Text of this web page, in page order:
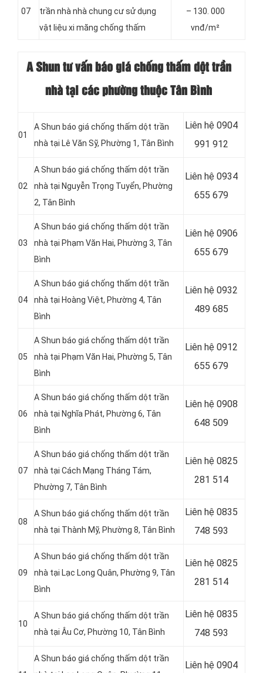
07
trần nhà nhà chung cư sử dụng
vật liệu xi măng chống thấm
– 130. 000
vnđ/m²
A Shun tư vấn báo giá chống thấm dột trần
nhà tại các phường thuộc Tân Bình
01
A Shun báo giá chống thấm dột trần
nhà tại Lê Văn Sỹ, Phường 1, Tân Bình
Liên hệ 0904
991 912
02
A Shun báo giá chống thấm dột trần
nhà tại Nguyễn Trọng Tuyển, Phường
2, Tân Bình
Liên hệ 0934
655 679
03
A Shun báo giá chống thấm dột trần
nhà tại Phạm Văn Hai, Phường 3, Tân
Bình
Liên hệ 0906
655 679
04
A Shun báo giá chống thấm dột trần
nhà tại Hoàng Việt, Phường 4, Tân
Bình
Liên hệ 0932
489 685
05
A Shun báo giá chống thấm dột trần
nhà tại Phạm Văn Hai, Phường 5, Tân
Bình
Liên hệ 0912
655 679
06
A Shun báo giá chống thấm dột trần
nhà tại Nghĩa Phát, Phường 6, Tân
Bình
Liên hệ 0908
648 509
07
A Shun báo giá chống thấm dột trần
nhà tại Cách Mạng Tháng Tám,
Phường 7, Tân Bình
Liên hệ 0825
281 514
08
A Shun báo giá chống thấm dột trần
nhà tại Thành Mỹ, Phường 8, Tân Bình
Liên hệ 0835
748 593
09
A Shun báo giá chống thấm dột trần
nhà tại Lạc Long Quân, Phường 9, Tân
Bình
Liên hệ 0825
281 514
10
A Shun báo giá chống thấm dột trần
nhà tại Âu Cơ, Phường 10, Tân Bình
Liên hệ 0835
748 593
A Shun báo giá chống thấm dột trần
Liên hệ 0904